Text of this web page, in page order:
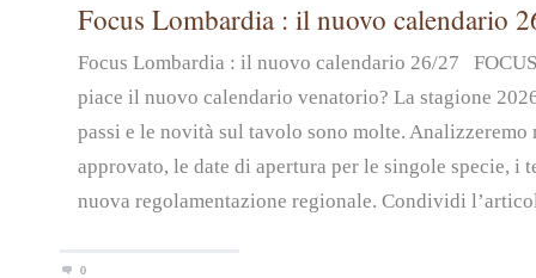
Focus Lombardia : il nuovo calendario
Focus Lombardia : il nuovo calendario 26/27
piace il nuovo calendario venatorio? La stagione
passi e le novità sul tavolo sono molte.
approvato, le date di apertura per le singole specie, i
nuova regolamentazione regionale. Condividi
0